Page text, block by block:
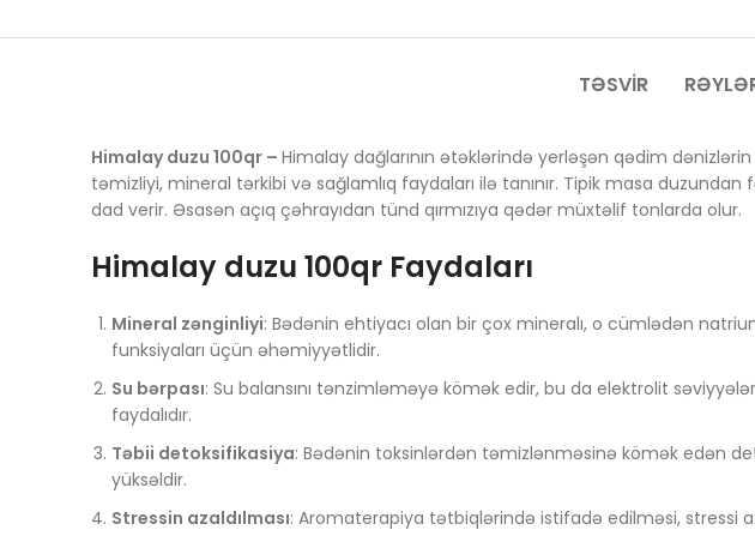
TƏSVIR
Himalay duzu 100qr – Himalay dağlarının ətəklərində yerləşən qədim
təmizliyi, mineral tərkibi və sağlamlıq faydaları ilə tanınır. Tipik masa
dad verir. Əsasən açıq çəhrayıdan tünd qırmızıya qədər müxtəlif tonlarda olur.
Himalay duzu 100qr Faydaları
Mineral zənginliyi: Bədənin ehtiyacı olan bir çox mineralı, o cümlədən
funksiyaları üçün əhəmiyyətlidir.
Su bərpası: Su balansını tənzimləməyə kömək edir, bu da elektrolit
faydalıdır.
Təbii detoksifikasiya: Bədənin toksinlərdən təmizlənməsinə kömək edən
yüksəldir.
Stressin azaldılması: Aromaterapiya tətbiqlərində istifadə edilməsi, stressi